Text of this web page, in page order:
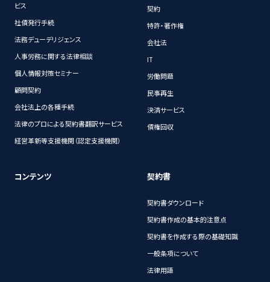
ビス
社債発行手続
法務デューデリジェンス
人事労務に関する法律相談
個人情報対策セミナー
顧問契約
会社法上の各種手続
法律のプロによる契約書翻訳サービス
経営革新等支援機関（認定支援機関）
契約
特許・著作権
会社法
IT
労働問題
民事再生
決済サービス
債権回収
コンテンツ 契約書
契約書ダウンロード
契約書作成の基本的注意点
契約書を作成する際の基礎知識
一般条項について
法律用語